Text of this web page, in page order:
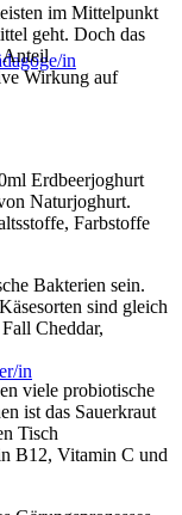
in
in
im Mittelpunkt
geht. Doch das
Anteil
Wirkung auf
Erdbeerjoghurt
Naturjoghurt.
Farbstoffe
Bakterien sein.
sind gleich
Cheddar,
viele probiotische
ist das Sauerkraut
Tisch
B12, Vitamin C und